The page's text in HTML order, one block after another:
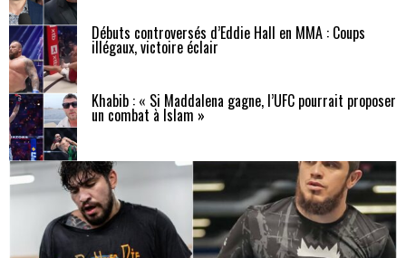
Débuts controversés d’Eddie Hall en MMA : Coups
illégaux, victoire éclair
Khabib : « Si Maddalena gagne, l’UFC pourrait proposer
un combat à Islam »